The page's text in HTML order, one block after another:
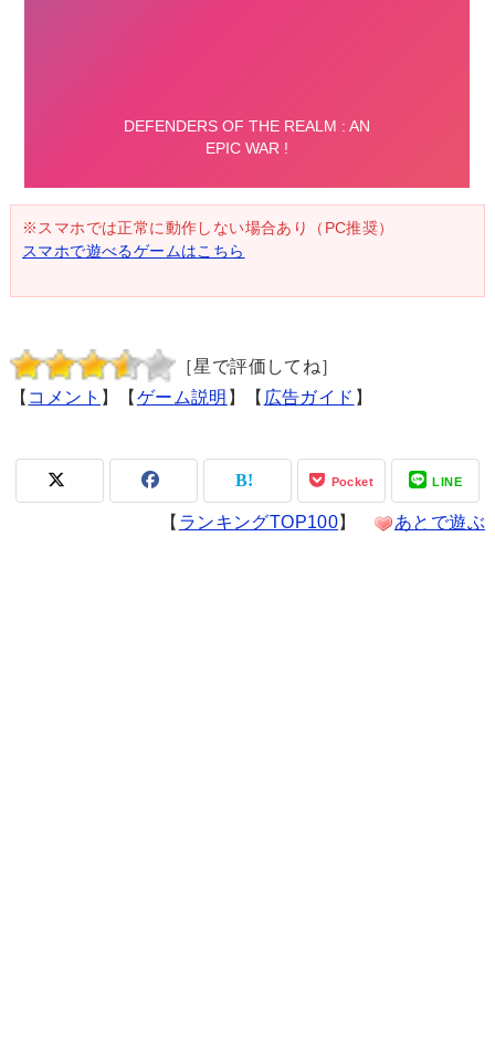
※スマホでは正常に動作しない場合あり（PC推奨）
スマホで遊べるゲームはこちら
［星で評価してね］
【 コメント 】【 ゲーム説明 】【 広告ガイド 】
Pocket LINE
【 ランキングTOP100】 あとで遊ぶ